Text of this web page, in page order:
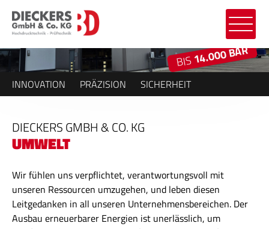
INNOVATION PRÄZISION SICHERHEIT
BIS14.000 BAR
DIECKERS GMBH & CO. KG
UMWELT
Wir fühlen uns verpflichtet, verantwortungsvoll mit
unseren Ressourcen umzugehen, und leben diesen
Leitgedanken in all unseren Unternehmensbereichen. Der
Ausbau erneuerbarer Energien ist unerlässlich, um